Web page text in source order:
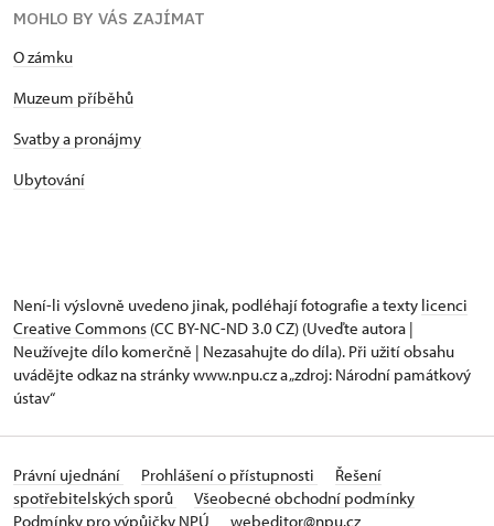
MOHLO BY VÁS ZAJÍMAT
O zámku
Muzeum příběhů
Svatby a pronájmy
Ubytování
Není-li výslovně uvedeno jinak, podléhají fotografie a texty licenci
Creative Commons (CC BY-NC-ND 3.0 CZ) (Uveďte autora |
Neužívejte dílo komerčně | Nezasahujte do díla). Při užití obsahu
uvádějte odkaz na stránky www.npu.cz a „zdroj: Národní památkový
ústav“
Právní ujednání Prohlášení o přístupnosti
Řešení
spotřebitelských sporů
Všeobecné obchodní podmínky
Podmínky pro výpůjčky NPÚ
webeditor@npu.cz